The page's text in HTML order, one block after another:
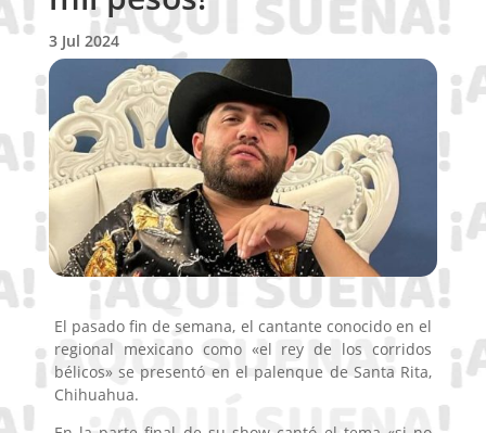
3 Jul 2024
El pasado fin de semana, el cantante conocido en el
regional mexicano como «el rey de los corridos
bélicos» se presentó en el palenque de Santa Rita,
Chihuahua.